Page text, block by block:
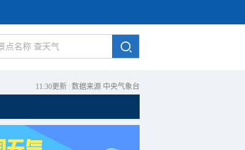
11:30更新 数据来源 中央气象台